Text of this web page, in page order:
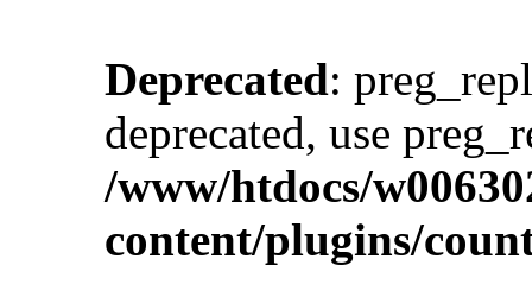
Deprecated:
deprecated, use
/www/htdocs/
content/plugins/